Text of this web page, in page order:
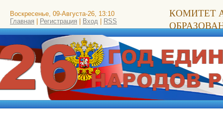
КОМИТЕТ
Воскресенье, 09-Августа-26, 13:10
Главная
Регистрация Вход RSS